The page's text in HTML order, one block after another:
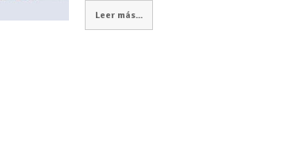
Leer más...